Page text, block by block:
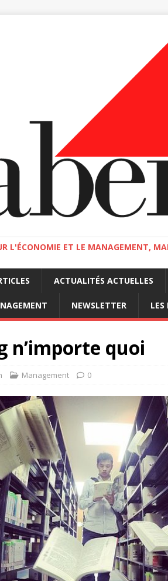
L'ÉCONOMIE ET LE MANAGEMENT,
ACTUALITÉS ACTUELLES
NEWSLETTER LES
n’importe quoi
Management 0